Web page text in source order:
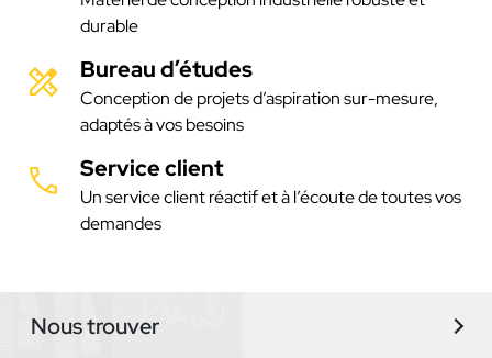
durable
Bureau d’études
Conception de projets d’aspiration sur-mesure,
adaptés à vos besoins
Service client
Un service client réactif et à l’écoute de toutes vos
demandes
Nous trouver